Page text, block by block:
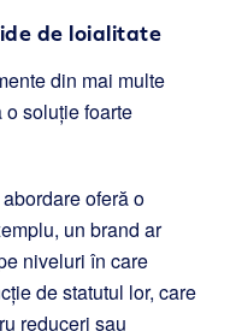
de loialitate
din mai multe
o soluție foarte
oferă o
un brand ar
niveluri în care
de statutul lor, care
reduceri sau